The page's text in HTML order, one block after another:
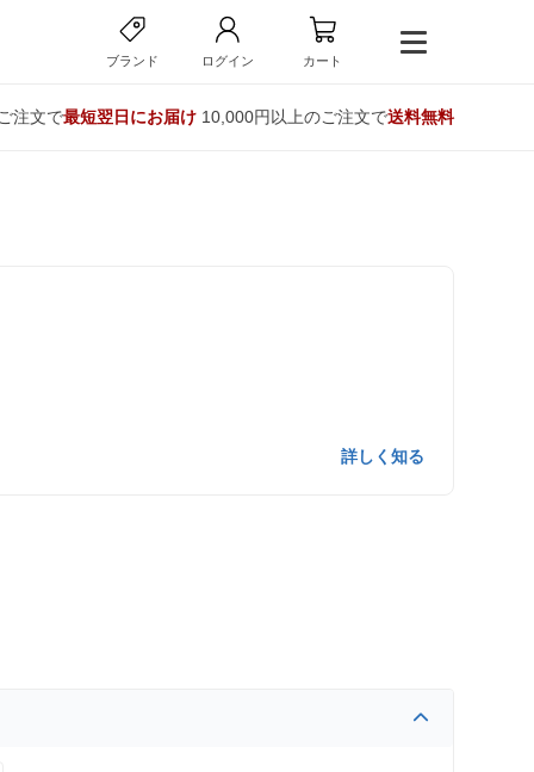
ブランド ログイン カート
注文で最短翌日にお届け10,000円以上のご注文で送料無料
詳しく知る